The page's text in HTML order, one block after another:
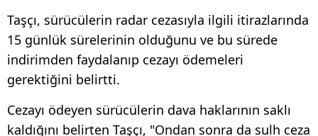
Taşçı, sürücülerin radar cezasıyla ilgili itirazlarında
15 günlük sürelerinin olduğunu ve bu sürede
indirimden faydalanıp cezayı ödemeleri
gerektiğini belirtti.
Cezayı ödeyen sürücülerin dava haklarının saklı
kaldığını belirten Taşçı, "Ondan sonra da sulh ceza